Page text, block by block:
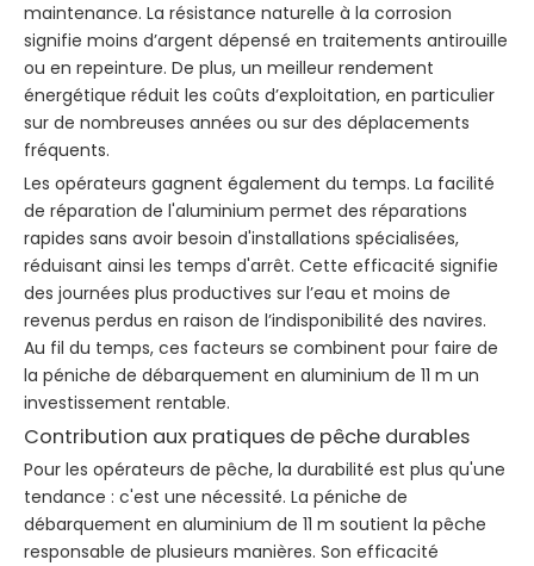
maintenance. La résistance naturelle à la corrosion
signifie moins d’argent dépensé en traitements antirouille
ou en repeinture. De plus, un meilleur rendement
énergétique réduit les coûts d’exploitation, en particulier
sur de nombreuses années ou sur des déplacements
fréquents.
Les opérateurs gagnent également du temps. La facilité
de réparation de l'aluminium permet des réparations
rapides sans avoir besoin d'installations spécialisées,
réduisant ainsi les temps d'arrêt. Cette efficacité signifie
des journées plus productives sur l’eau et moins de
revenus perdus en raison de l’indisponibilité des navires.
Au fil du temps, ces facteurs se combinent pour faire de
la péniche de débarquement en aluminium de 11 m un
investissement rentable.
Contribution aux pratiques de pêche durables
Pour les opérateurs de pêche, la durabilité est plus qu'une
tendance : c'est une nécessité. La péniche de
débarquement en aluminium de 11 m soutient la pêche
responsable de plusieurs manières. Son efficacité